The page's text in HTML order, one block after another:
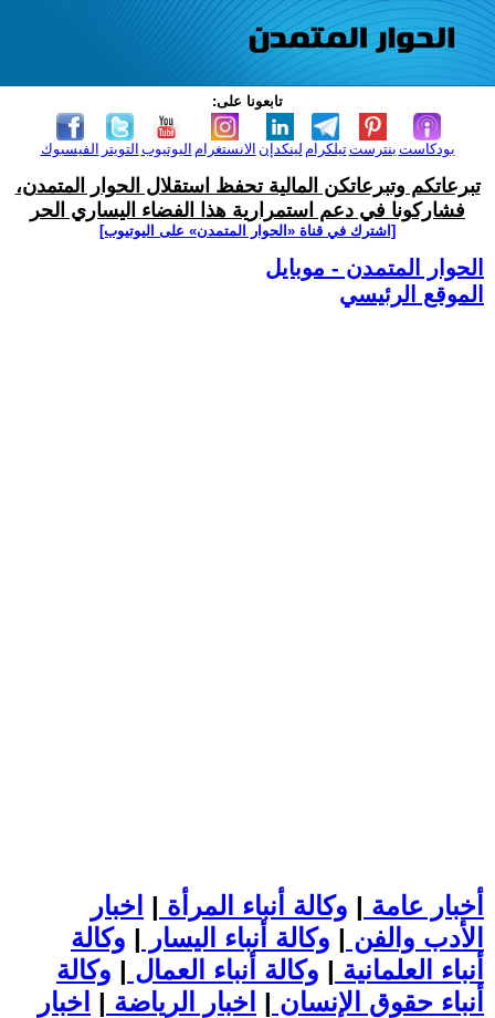
تابعونا على:
الفيسبوك التويتر اليوتيوب الانستغرام لينكدإن تيلكرامبنترست بودكاست
تبرعاتكم وتبرعاتكن المالية تحفظ استقلال الحوار المتمدن،
فشاركونا في دعم استمرارية هذا الفضاء اليساري الحر
[اشترك في قناة ‫«الحوار المتمدن» على اليوتيوب]
الحوار المتمدن - موبايل
الموقع الرئيسي
أخبار عامة | وكالة أنباء المرأة | اخبار
الأدب والفن | وكالة أنباء اليسار | وكالة
أنباء العلمانية | وكالة أنباء العمال | وكالة
أنباء حقوق الإنسان | اخبار الرياضة | اخبار